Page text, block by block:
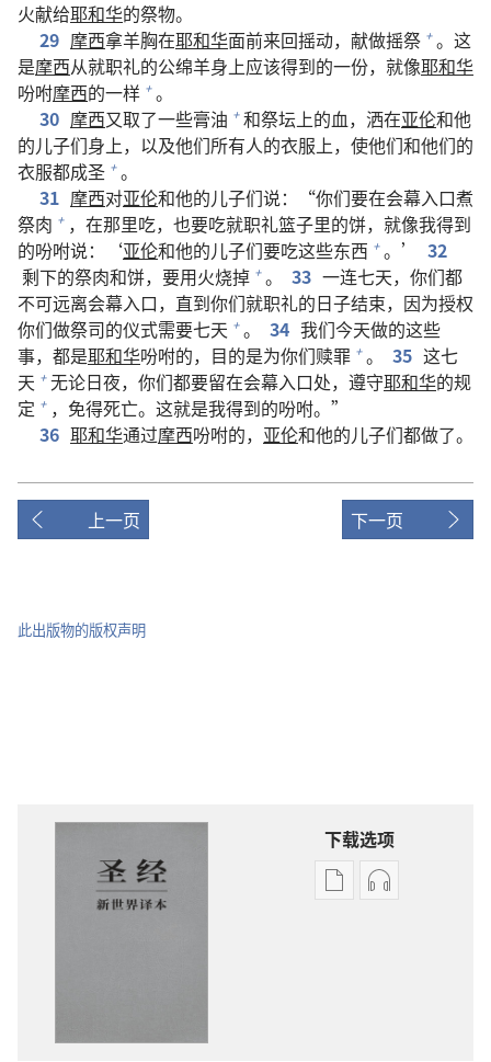
火献给耶和华的祭物。
29 摩西拿羊胸在耶和华面前来回摇动，献做摇祭 + 。这
是摩西从就职礼的公绵羊身上应该得到的一份，就像耶和华
吩咐摩西的一样 + 。
30 摩西又取了一些膏油 + 和祭坛上的血，洒在亚伦和他
的儿子们身上，以及他们所有人的衣服上，使他们和他们的
衣服都成圣 + 。
31 摩西对亚伦和他的儿子们说：“你们要在会幕入口煮
祭肉 + ，在那里吃，也要吃就职礼篮子里的饼，就像我得到
的吩咐说：‘亚伦和他的儿子们要吃这些东西 + 。’
32
剩下的祭肉和饼，要用火烧掉 + 。 33 一连七天，你们都
不可远离会幕入口，直到你们就职礼的日子结束，因为授权
你们做祭司的仪式需要七天 + 。 34 我们今天做的这些
事，都是耶和华吩咐的，目的是为你们赎罪 + 。 35 这七
天 + 无论日夜，你们都要留在会幕入口处，遵守耶和华的规
定 + ，免得死亡。这就是我得到的吩咐。”
36 耶和华通过摩西吩咐的， 亚伦和他的儿子们都做了。
上一页 下一页
此出版物的版权声明
下载选项
电
录